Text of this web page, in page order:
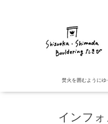
焚火を囲むようにゆ
インフ